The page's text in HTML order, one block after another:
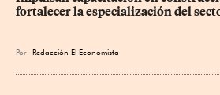
fortalecer la especialización del
Por Redacción El Economista